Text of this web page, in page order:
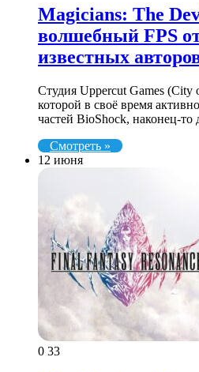
Magicians: The
волшебный FPS
известных
Студия Uppercut Games (City
которой в своё время
частей BioShock, наконец-то
Смотреть »
12 июня
0 33